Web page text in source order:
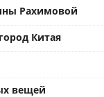
Рахимовой
Китая
вещей